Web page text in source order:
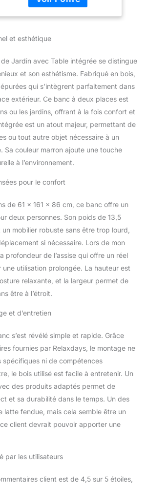
avec table intégrée au
jardin et table 2 en 1 -
HxLxP : env. 86x161x61
cm Design : banc haut
de gamme et résistant
jardin - facile et rapide à
monter Extérieur : banc
élégant pour votre jardin,
balcon, terrasse - à
placer dans un endroit
et esthétique
Jardin avec Table intégrée se distingue
et son esthétisme. Fabriqué en bois,
qui s’intègrent parfaitement dans
extérieur. Ce banc à deux places est
ou les jardins, offrant à la fois confort et
est un atout majeur, permettant de
ou tout autre objet nécessaire à un
Sa couleur marron ajoute une touche
à l’environnement.
pour le confort
de 61 x 161 x 86 cm, ce banc offre un
deux personnes. Son poids de 13,5
mobilier robuste sans être trop lourd,
si nécessaire. Lors de mon
profondeur de l’assise qui offre un réel
utilisation prolongée. La hauteur est
relaxante, et la largeur permet de
être à l’étroit.
et d’entretien
s’est révélé simple et rapide. Grâce
fournies par Relaxdays, le montage ne
spécifiques ni de compétences
le bois utilisé est facile à entretenir. Un
des produits adaptés permet de
et sa durabilité dans le temps. Un des
latte fendue, mais cela semble être un
client devrait pouvoir apporter une
par les utilisateurs
client est de 4,5 sur 5 étoiles,